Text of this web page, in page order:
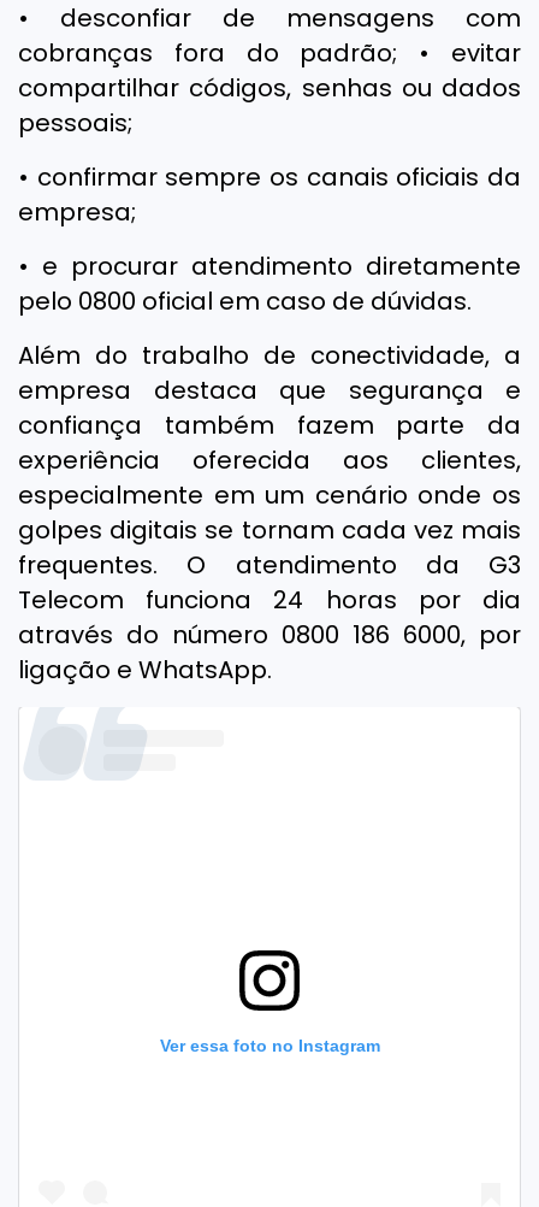
• desconfiar de mensagens com
cobranças fora do padrão; • evitar
compartilhar códigos, senhas ou dados
pessoais;
• confirmar sempre os canais oficiais da
empresa;
• e procurar atendimento diretamente
pelo 0800 oficial em caso de dúvidas.
Além do trabalho de conectividade, a
empresa destaca que segurança e
confiança também fazem parte da
experiência oferecida aos clientes,
especialmente em um cenário onde os
golpes digitais se tornam cada vez mais
frequentes. O atendimento da G3
Telecom funciona 24 horas por dia
através do número 0800 186 6000, por
ligação e WhatsApp.
Ver essa foto no Instagram